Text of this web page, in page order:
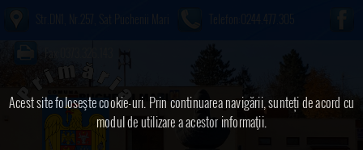
Acest site foloseşte cookie-uri. Prin continuarea navigării, sunteți de acord cu
modul de utilizare a acestor informaţii.
Telefon:0244.477.305